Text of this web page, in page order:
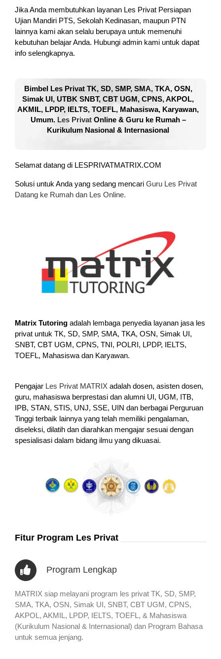
Jika Anda membutuhkan layanan Les Privat Persiapan
Ujian Mandiri PTS, Sekolah Kedinasan, maupun PTN
lainnya kami akan selalu berupaya untuk memenuhi
kebutuhan belajar Anda. Hubungi admin kami untuk dapat
info selengkapnya.
Bimbel Les Privat TK, SD, SMP, SMA, TKA, OSN,
Simak UI, UTBK SNBT, CBT UGM, CPNS, AKPOL,
AKMIL, LPDP, IELTS, TOEFL, Mahasiswa, Karyawan,
Umum. Les PrivatOnline & Guru ke Rumah –
Kurikulum Nasional & Internasional
Selamat datang di LESPRIVATMATRIX.COM
Solusi untuk Anda yang sedang mencari Guru Les Privat
Datang ke Rumah dan Les Online.
Matrix Tutoring adalah lembaga penyedia layanan jasa les
privat untuk TK, SD, SMP, SMA, TKA, OSN, Simak UI,
SNBT, CBT UGM, CPNS, TNI, POLRI, LPDP, IELTS,
TOEFL, Mahasiswa dan Karyawan.
Pengajar Les Privat MATRIX adalah dosen, asisten dosen,
guru, mahasiswa berprestasi dan alumni UI, UGM, ITB,
IPB, STAN, STIS, UNJ, SSE, UIN dan berbagai Perguruan
Tinggi terbaik lainnya yang telah memiliki pengalaman,
diseleksi, dilatih dan diarahkan mengajar sesuai dengan
spesialisasi dalam bidang ilmu yang dikuasai.
Fitur Program Les Privat
Program Lengkap
MATRIX siap melayani program les privat TK, SD, SMP,
SMA, TKA, OSN, Simak UI, SNBT, CBT UGM, CPNS,
AKPOL, AKMIL, LPDP, IELTS, TOEFL, & Mahasiswa
(Kurikulum Nasional & Internasional) dan Program Bahasa
untuk semua jenjang.